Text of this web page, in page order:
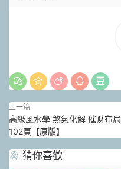
上一篇
高級風水學 煞氣化解 催财布局
102頁【原版】
猜你喜歡